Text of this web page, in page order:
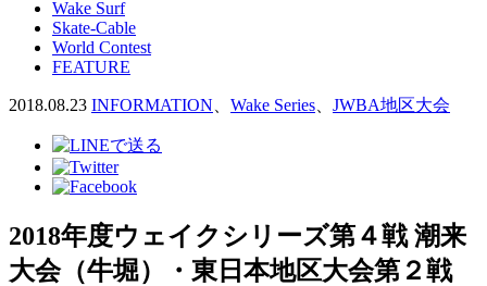
Wake Surf
Skate-Cable
World Contest
FEATURE
2018.08.23 INFORMATION Wake Series JWBA地区大会
2018年度ウェイクシリーズ第４戦 潮来
大会（牛堀）・東日本地区大会第２戦